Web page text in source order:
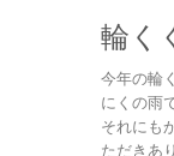
輪く
今年の輪
にくの雨
それにも
ただきあ